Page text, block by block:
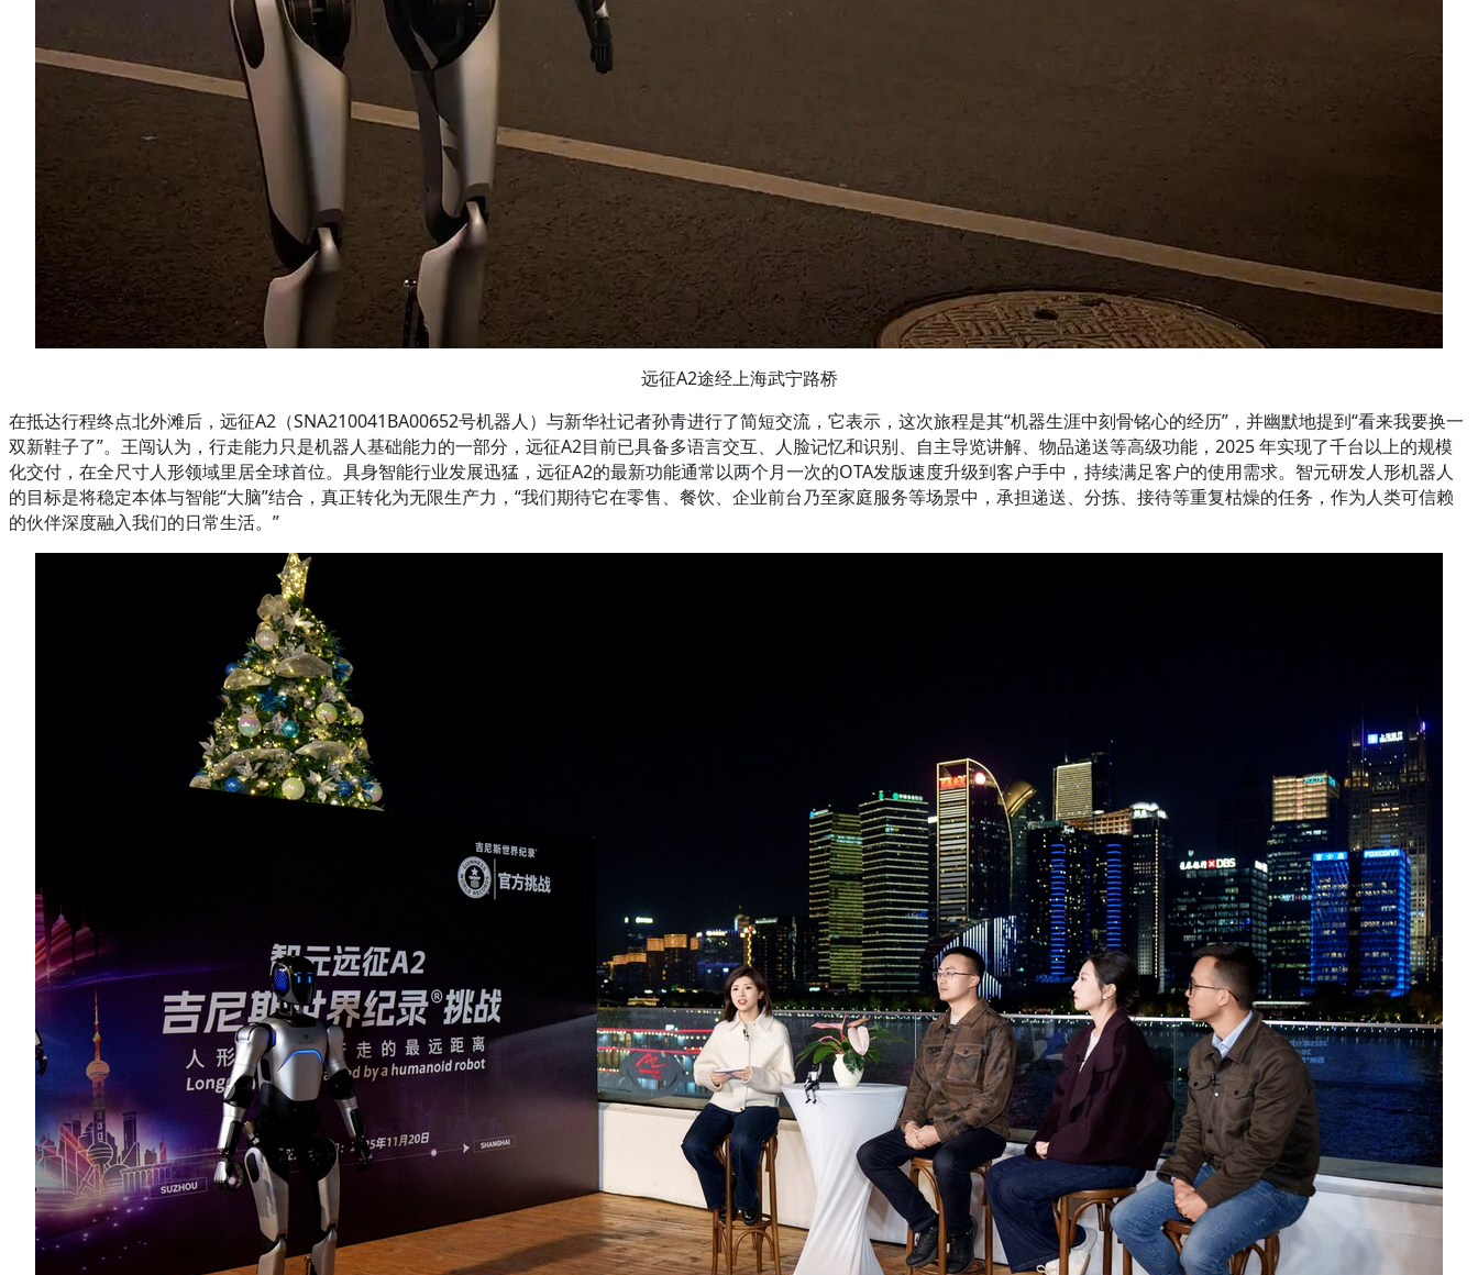
远征A2途经上海武宁路桥
在抵达行程终点北外滩后，远征A2（SNA210041BA00652号机器人）与新华社记者孙青进行了简短交流，它表示，这次旅程是其“机器生涯中刻骨铭心的经历”，并幽默地提到“看来我要换一
双新鞋子了”。王闯认为，行走能力只是机器人基础能力的一部分，远征A2目前已具备多语言交互、人脸记忆和识别、自主导览讲解、物品递送等高级功能，2025 年实现了千台以上的规模
化交付，在全尺寸人形领域里居全球首位。具身智能行业发展迅猛，远征A2的最新功能通常以两个月一次的OTA发版速度升级到客户手中，持续满足客户的使用需求。智元研发人形机器人
的目标是将稳定本体与智能“大脑”结合，真正转化为无限生产力，“我们期待它在零售、餐饮、企业前台乃至家庭服务等场景中，承担递送、分拣、接待等重复枯燥的任务，作为人类可信赖
的伙伴深度融入我们的日常生活。”